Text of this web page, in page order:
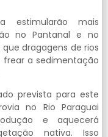
estimularão mais
no Pantanal e no
dragagens de rios
a sedimentação
prevista para este
no Rio Paraguai
e aquecerá
nativa. Isso